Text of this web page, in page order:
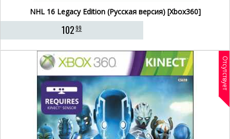
NHL 16 Legacy Edition (Русская версия) [Xbox360]
10299
Отсутствует